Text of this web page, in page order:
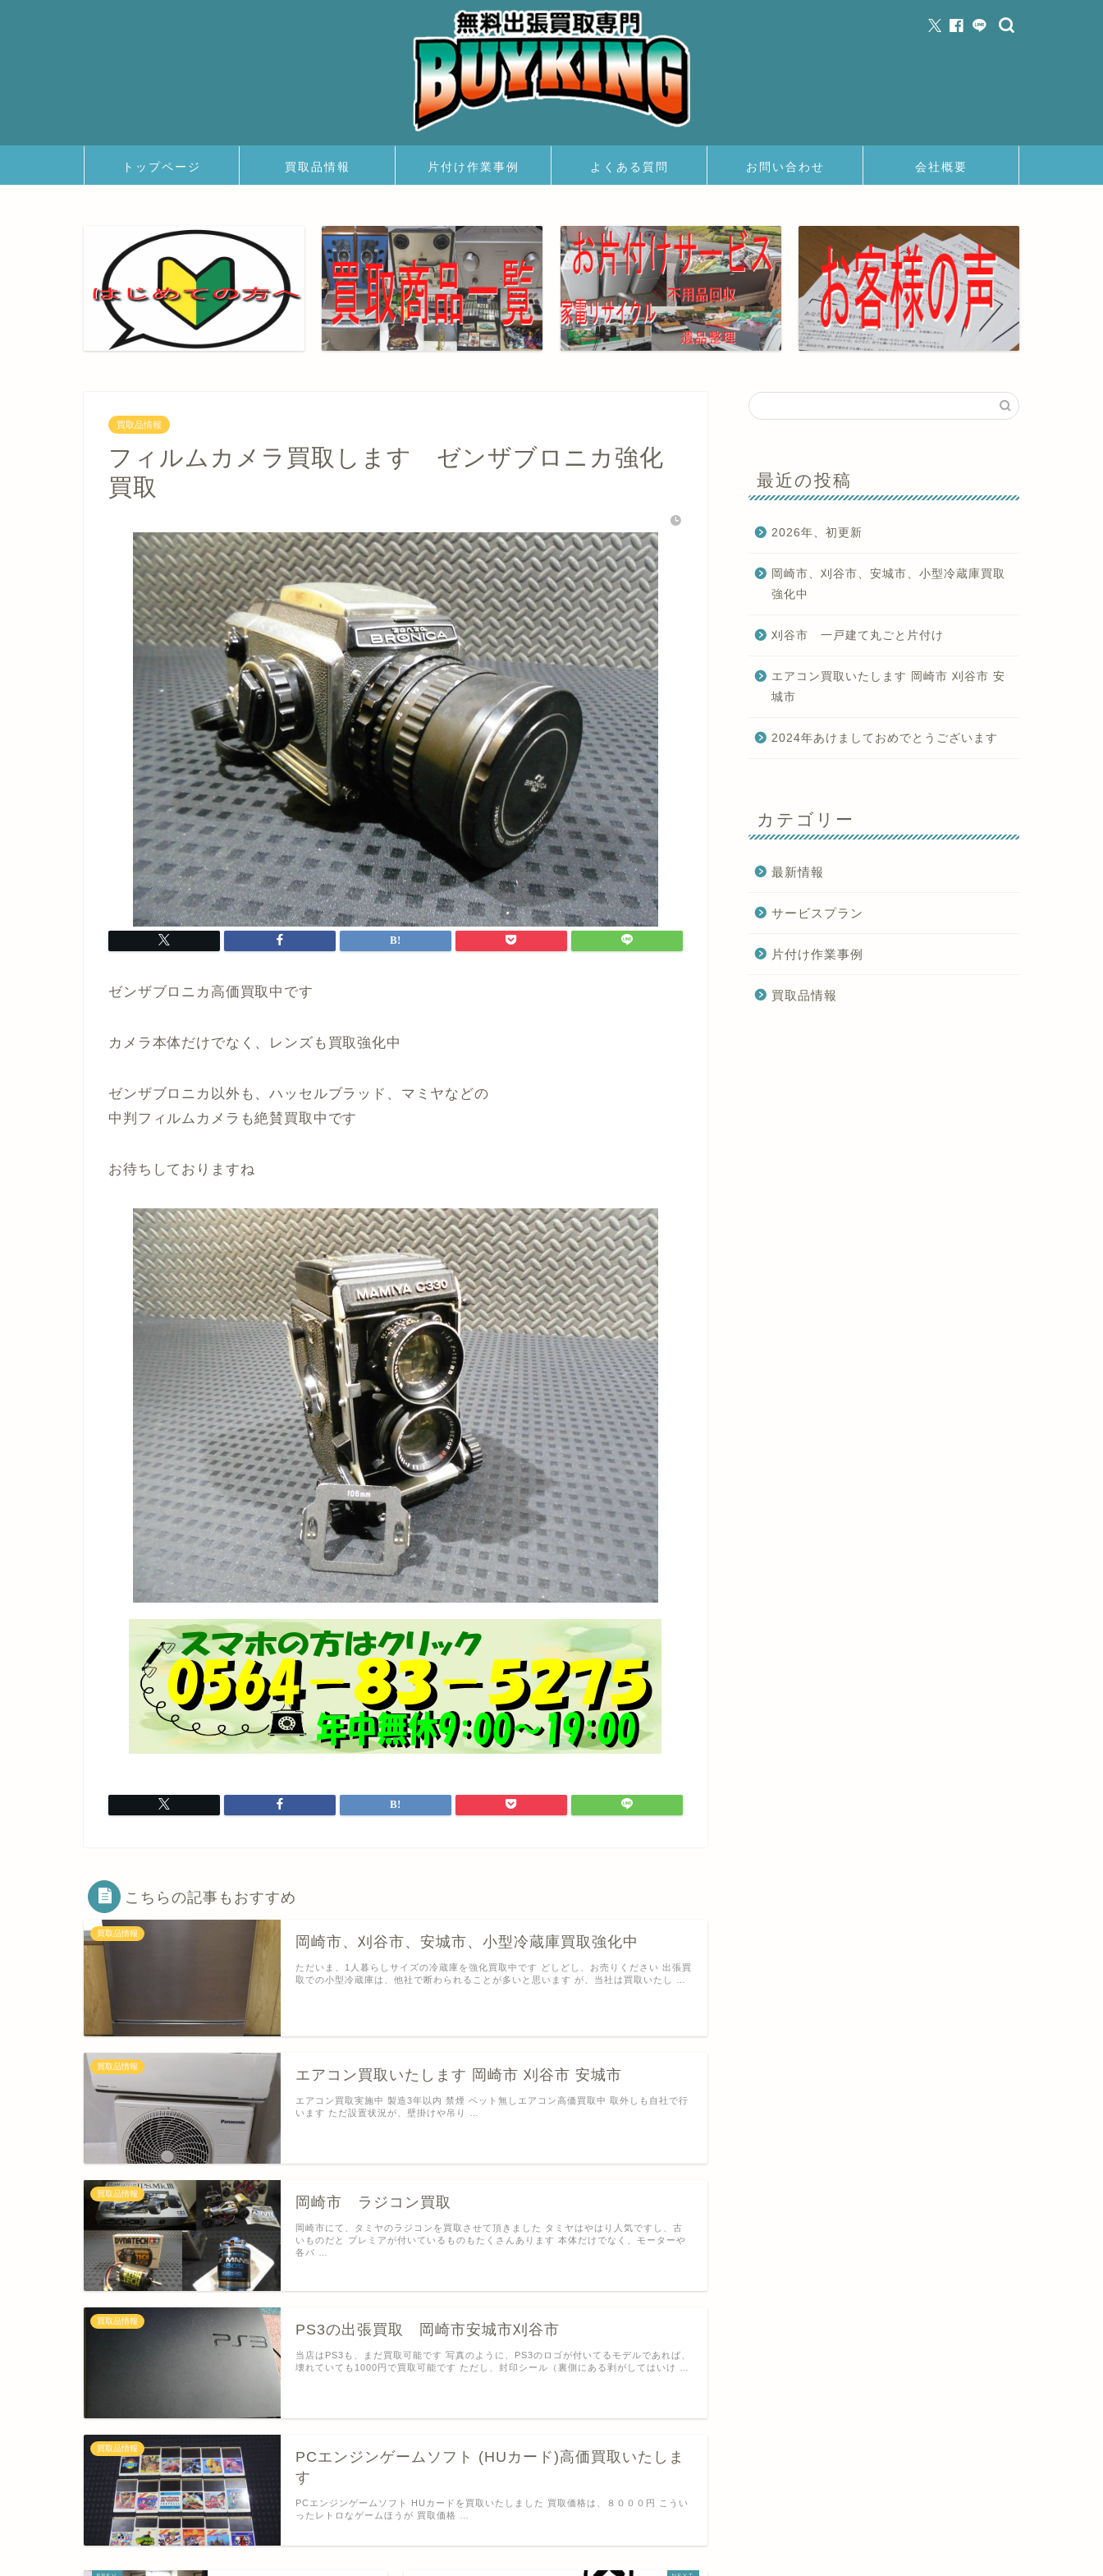
トップページ 買取品情報 片付け作業事例 よくある質問 お問い合わせ 会社概要
買取品情報
フィルムカメラ買取します ゼンザブロニカ強化
買取
ゼンザブロニカ高価買取中です
カメラ本体だけでなく、レンズも買取強化中
ゼンザブロニカ以外も、ハッセルブラッド、マミヤなどの
中判フィルムカメラも絶賛買取中です
お待ちしておりますね
こちらの記事もおすすめ
買取品情報
岡崎市、刈谷市、安城市、小型冷蔵庫買取強化中
ただいま、1人暮らしサイズの冷蔵庫を強化買取中です どしどし、お売りください 出張買
取での小型冷蔵庫は、他社で断わられることが多いと思います が、当社は買取いたし …
買取品情報
エアコン買取いたします 岡崎市 刈谷市 安城市
エアコン買取実施中 製造3年以内 禁煙 ペット無しエアコン高価買取中 取外しも自社で行
います ただ設置状況が、壁掛けや吊り …
買取品情報
岡崎市 ラジコン買取
岡崎市にて、タミヤのラジコンを買取させて頂きました タミヤはやはり人気ですし、古
いものだと プレミアが付いているものもたくさんあります 本体だけでなく、モーターや
各パ …
買取品情報
PS3の出張買取 岡崎市安城市刈谷市
当店はPS3も、まだ買取可能です 写真のように、PS3のロゴが付いてるモデルであれば、
壊れていても1000円で買取可能です ただし、封印シール（裏側にある剥がしてはいけ …
買取品情報
PCエンジンゲームソフト (HUカード)高価買取いたしま
す
PCエンジンゲームソフト HUカードを買取いたしました 買取価格は、８０００円 こうい
ったレトロなゲームほうが 買取価格 …
最近の投稿
2026年、初更新
岡崎市、刈谷市、安城市、小型冷蔵庫買取
強化中
刈谷市 一戸建て丸ごと片付け
エアコン買取いたします 岡崎市 刈谷市 安
城市
2024年あけましておめでとうございます
カテゴリー
最新情報
サービスプラン
片付け作業事例
買取品情報